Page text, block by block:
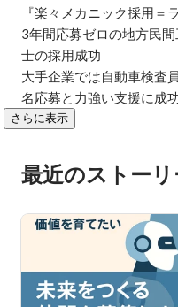
『楽々メカニック採用＝
3年間応募ゼロの地方民
士の採用成功
大手企業では自動車検査
名応募と力強い支援に成
さらに表示
最近のストーリ